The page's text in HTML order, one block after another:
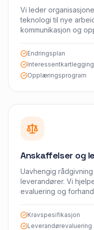
Vi leder
teknologi til nye
kommunikasjon og
Endringsplan
Interessentkartlegging
Opplæringsprogram
Anskaffelser og
Uavhengig
leverandører. Vi
evaluering og
Kravspesifikasjon
Leverandørevaluering